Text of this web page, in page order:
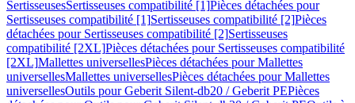
SertisseusesSertisseuses compatibilité [1]Pièces détachées pour
Sertisseuses compatibilité [1]Sertisseuses compatibilité [2]Pièces
détachées pour Sertisseuses compatibilité [2]Sertisseuses
compatibilité [2XL]Pièces détachées pour Sertisseuses compatibilité
[2XL]Mallettes universellesPièces détachées pour Mallettes
universellesMallettes universellesPièces détachées pour Mallettes
universellesOutils pour Geberit Silent-db20 / Geberit PEPièces